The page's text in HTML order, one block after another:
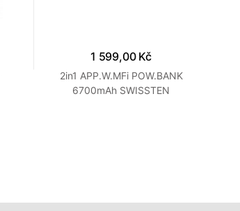
1 599,00 Kč
2in1 APP.W.MFi POW.BANK
6700mAh SWISSTEN